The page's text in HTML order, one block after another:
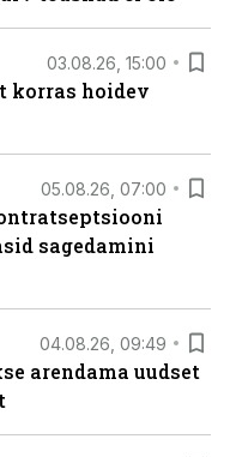
03.08.26, 15:00
korras hoidev
05.08.26, 07:00
sagedamini
04.08.26, 09:49
arendama uudset